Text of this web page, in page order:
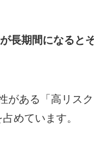
長期間になると
がある「高リスク
めています。